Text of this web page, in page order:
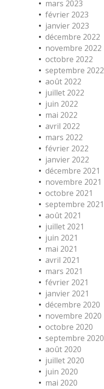
mars 2023
février 2023
janvier 2023
décembre 2022
novembre 2022
octobre 2022
septembre 2022
août 2022
juillet 2022
juin 2022
mai 2022
avril 2022
mars 2022
février 2022
janvier 2022
décembre 2021
novembre 2021
octobre 2021
septembre 2021
août 2021
juillet 2021
juin 2021
mai 2021
avril 2021
mars 2021
février 2021
janvier 2021
décembre 2020
novembre 2020
octobre 2020
septembre 2020
août 2020
juillet 2020
juin 2020
mai 2020